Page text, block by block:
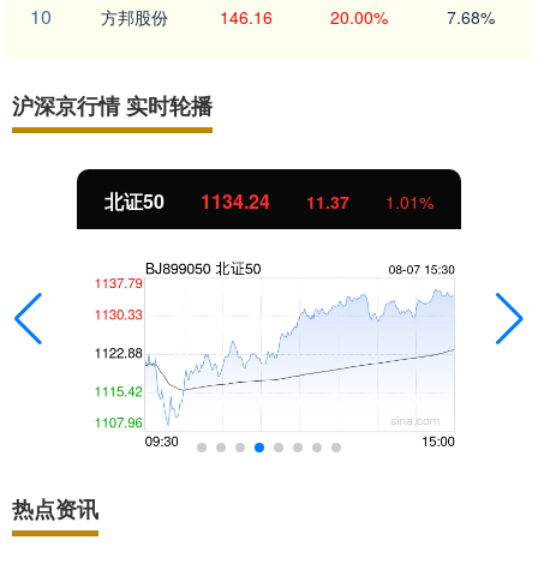
10 方邦股份 146.16 20.00% 7.68%
沪深京行情 实时轮播
北证50 1134.24 11.37 1.01%
热点资讯